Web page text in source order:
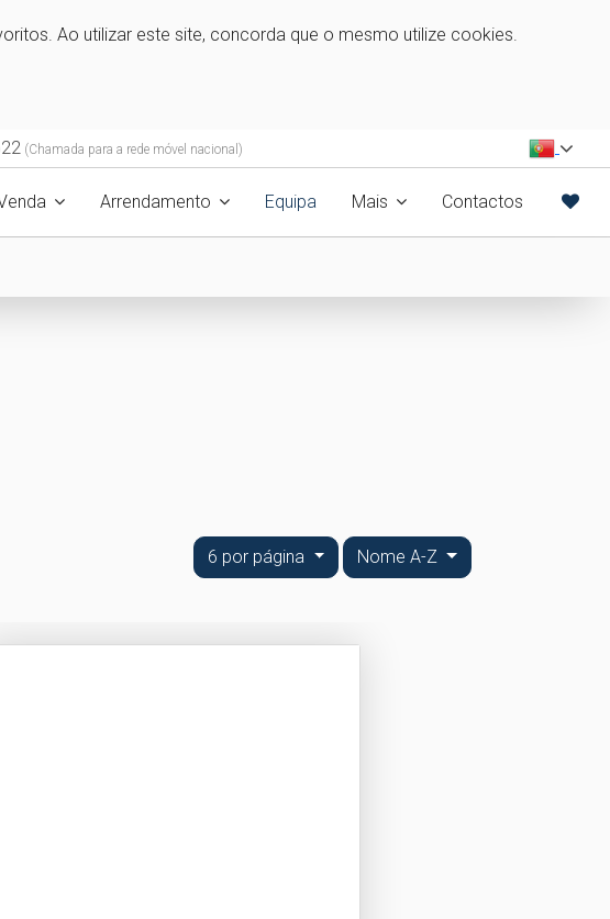
Ao utilizar este site, concorda que o mesmo utilize cookies.
(Chamada para a rede móvel nacional)
Arrendamento Equipa Mais Contactos
6 por página Nome A-Z